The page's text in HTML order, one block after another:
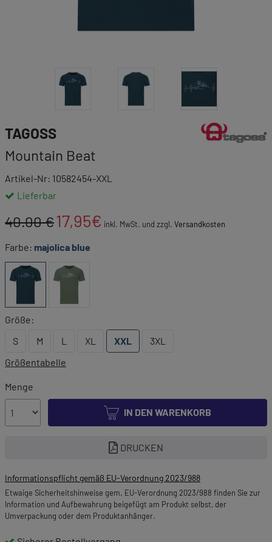
TAGOSS
Mountain Beat
Link zur
Artikel-Nr: 10582454-XXL
Lieferbar
40.00 €17,95€ inkl. MwSt. und zzgl. Versandkosten
Farbe: majolica blue
Größe:
S
M L XL XXL
3XL
Größentabelle
Menge
IN DEN WARENKORB
DRUCKEN
Informationspflicht gemäß EU-Verordnung 2023/988
Etwaige Sicherheitshinweise gem. EU-Verordnung 2023/988 finden Sie zur
Information und Aufbewahrung beigefügt am Produkt selbst, der
Umverpackung oder dem Produktanhänger.